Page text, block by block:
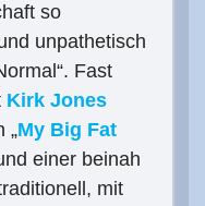
so
unpathetisch
Fast
Kirk Jones
„My Big Fat
einer beinah
mit